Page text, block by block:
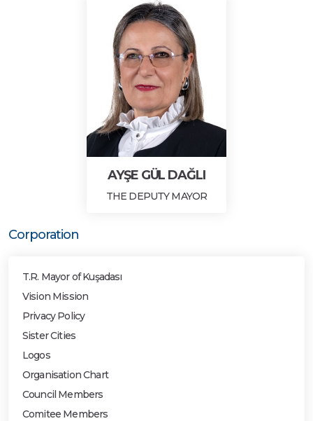
AYŞE GÜL DAĞLI
THE DEPUTY MAYOR
Corporation
T.R. Mayor of Kuşadası
Vision Mission
Privacy Policy
Sister Cities
Logos
Organisation Chart
Council Members
Comitee Members